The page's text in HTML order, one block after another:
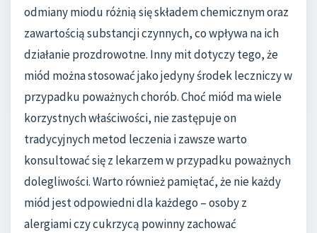
odmiany miodu różnią się składem chemicznym oraz
zawartością substancji czynnych, co wpływa na ich
działanie prozdrowotne. Inny mit dotyczy tego, że
miód można stosować jako jedyny środek leczniczy w
przypadku poważnych chorób. Choć miód ma wiele
korzystnych właściwości, nie zastępuje on
tradycyjnych metod leczenia i zawsze warto
konsultować się z lekarzem w przypadku poważnych
dolegliwości. Warto również pamiętać, że nie każdy
miód jest odpowiedni dla każdego – osoby z
alergiami czy cukrzycą powinny zachować